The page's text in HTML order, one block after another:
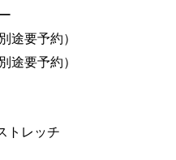
途要予約）
途要予約）
トレッチ